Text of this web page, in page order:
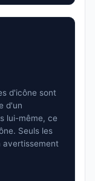
d'icône sont
d'un
lui-même, ce
Seuls les
avertissement